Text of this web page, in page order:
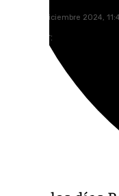
jueves, 19 diciembre 2024,
Compartir: